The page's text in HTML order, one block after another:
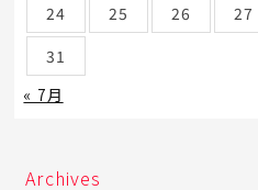
24
25 26 27
31
« 7月
Archives